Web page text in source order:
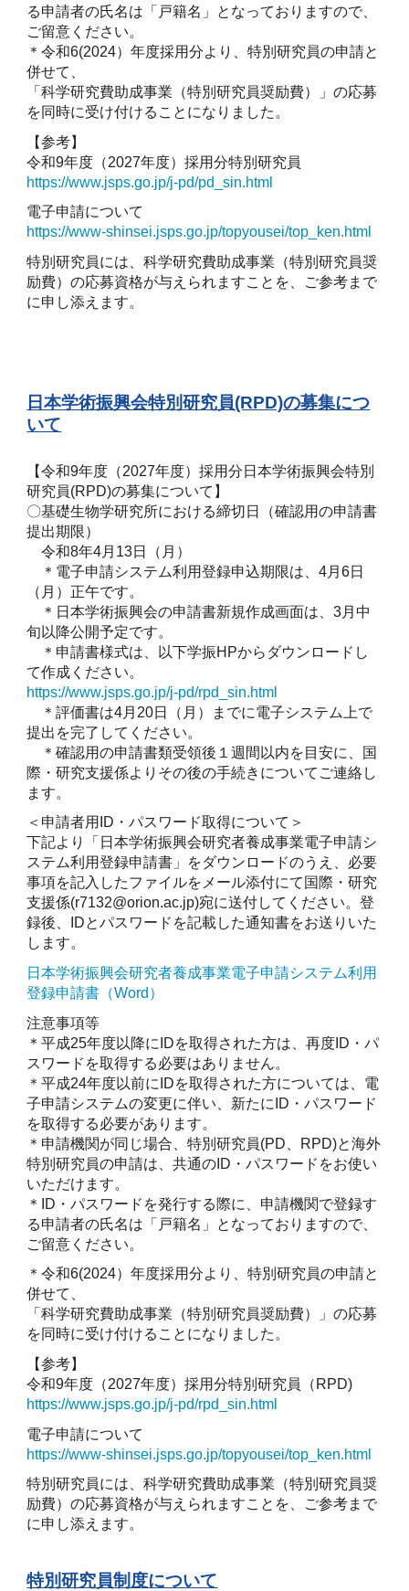
る申請者の氏名は「戸籍名」となっておりますので、
ご留意ください。
＊令和6(2024）年度採用分より、特別研究員の申請と
併せて、
「科学研究費助成事業（特別研究員奨励費）」の応募
を同時に受け付けることになりました。
【参考】
令和9年度（2027年度）採用分特別研究員
https://www.jsps.go.jp/j-pd/pd_sin.html
電子申請について
https://www-shinsei.jsps.go.jp/topyousei/top_ken.html
特別研究員には、科学研究費助成事業（特別研究員奨
励費）の応募資格が与えられますことを、ご参考まで
に申し添えます。
日本学術振興会特別研究員(RPD)の募集につ
いて
【令和9年度（2027年度）採用分日本学術振興会特別
研究員(RPD)の募集について】
〇基礎生物学研究所における締切日（確認用の申請書
提出期限）
令和8年4月13日（月）
＊電子申請システム利用登録申込期限は、4月6日
（月）正午です。
＊日本学術振興会の申請書新規作成画面は、3月中
旬以降公開予定です。
＊申請書様式は、以下学振HPからダウンロードし
て作成ください。
https://www.jsps.go.jp/j-pd/rpd_sin.html
＊評価書は4月20日（月）までに電子システム上で
提出を完了してください。
＊確認用の申請書類受領後１週間以内を目安に、国
際・研究支援係よりその後の手続きについてご連絡し
ます。
＜申請者用ID・パスワード取得について＞
下記より「日本学術振興会研究者養成事業電子申請シ
ステム利用登録申請書」をダウンロードのうえ、必要
事項を記入したファイルをメール添付にて国際・研究
支援係(r7132@orion.ac.jp)宛に送付してください。登
録後、IDとパスワードを記載した通知書をお送りいた
します。
日本学術振興会研究者養成事業電子申請システム利用
登録申請書（Word）
注意事項等
＊平成25年度以降にIDを取得された方は、再度ID・パ
スワードを取得する必要はありません。
＊平成24年度以前にIDを取得された方については、電
子申請システムの変更に伴い、新たにID・パスワード
を取得する必要があります。
＊申請機関が同じ場合、特別研究員(PD、RPD)と海外
特別研究員の申請は、共通のID・パスワードをお使い
いただけます。
＊ID・パスワードを発行する際に、申請機関で登録す
る申請者の氏名は「戸籍名」となっておりますので、
ご留意ください。
＊令和6(2024）年度採用分より、特別研究員の申請と
併せて、
「科学研究費助成事業（特別研究員奨励費）」の応募
を同時に受け付けることになりました。
【参考】
令和9年度（2027年度）採用分特別研究員（RPD)
https://www.jsps.go.jp/j-pd/rpd_sin.html
電子申請について
https://www-shinsei.jsps.go.jp/topyousei/top_ken.html
特別研究員には、科学研究費助成事業（特別研究員奨
励費）の応募資格が与えられますことを、ご参考まで
に申し添えます。
特別研究員制度について